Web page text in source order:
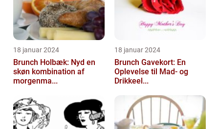
18 januar 2024
Brunch Holbæk: Nyd en
skøn kombination af
morgenma...
18 januar 2024
Brunch Gavekort: En
Oplevelse til Mad- og
Drikkeel...